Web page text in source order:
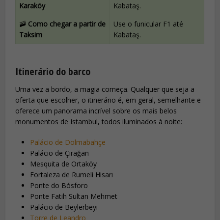
Karaköy
Kabataş.
🚠 Como chegar a partir de
Taksim
Use o funicular F1 até
Kabataş.
Itinerário do barco
Uma vez a bordo, a magia começa. Qualquer que seja a
oferta que escolher, o itinerário é, em geral, semelhante e
oferece um panorama incrível sobre os mais belos
monumentos de Istambul, todos iluminados à noite:
Palácio de Dolmabahçe
Palácio de Çırağan
Mesquita de Ortaköy
Fortaleza de Rumeli Hisarı
Ponte do Bósforo
Ponte Fatih Sultan Mehmet
Palácio de Beylerbeyi
Torre de Leandro